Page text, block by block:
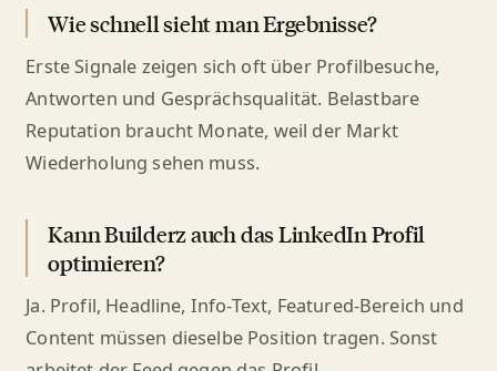
Wie schnell sieht man Ergebnisse?
Erste Signale zeigen sich oft über Profilbesuche,
Antworten und Gesprächsqualität. Belastbare
Reputation braucht Monate, weil der Markt
Wiederholung sehen muss.
Kann Builderz auch das LinkedIn Profil
optimieren?
Ja. Profil, Headline, Info-Text, Featured-Bereich und
Content müssen dieselbe Position tragen. Sonst